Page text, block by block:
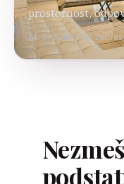
prostornost,
obývací stěny.
variabilní,
upravovat
14. 9. 2016 5.4K